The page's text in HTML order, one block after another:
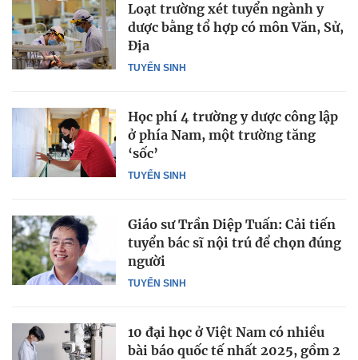
TUYỂN SINH
Loạt trường xét tuyển ngành y
dược bằng tổ hợp có môn Văn, Sử,
Địa
TUYỂN SINH
Học phí 4 trường y dược công lập
ở phía Nam, một trường tăng
‘sốc’
TUYỂN SINH
Giáo sư Trần Diệp Tuấn: Cải tiến
tuyển bác sĩ nội trú để chọn đúng
người
10 đại học ở Việt Nam có nhiều
bài báo quốc tế nhất 2025, gồm 2